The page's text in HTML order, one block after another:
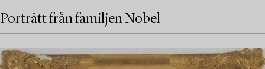
Porträtt från familjen Nobel